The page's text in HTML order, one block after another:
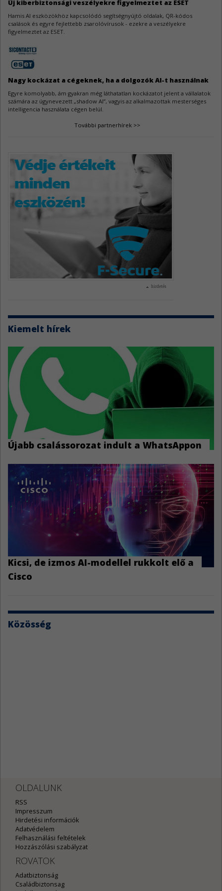
A WeeChat kapcsán három biztonsági hiba látott napvilágot.
AutoCAD sebezhetőségek
Az Autodesk AutoCAD szoftverek három biztonsági javítást kaptak.
Új kiberbiztonsági veszélyekre figyelmeztet az ESET
Hamis AI eszközökhöz kapcsolódó segítségnyújtó oldalak, QR-kódos
csalások és egyre fejlettebb zsarolóvírusok - ezekre a veszélyekre
figyelmeztet az ESET.
Nagy kockázat a cégeknek, ha a dolgozók AI-t használnak
Egyre komolyabb, ám gyakran még láthatatlan kockázatot jelent a vállalatok
számára az úgynevezett „shadow AI”, vagyis az alkalmazottak mesterséges
intelligencia használata cégen belül.
További partnerhírek >>
hirdetés
Kiemelt hírek
Újabb csalássorozat indult a WhatsAppon
Kicsi, de izmos AI-modellel rukkolt elő a
Cisco
Közösség
OLDALUNK
RSS
Impresszum
Hirdetési információk
Adatvédelem
Felhasználási feltételek
Hozzászólási szabályzat
ROVATOK
Adatbiztonság
Családbiztonsag